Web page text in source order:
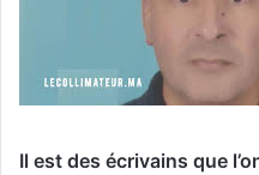
Il est des écrivains que